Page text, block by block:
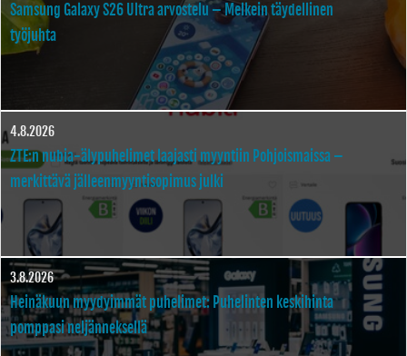
Samsung Galaxy S26 Ultra arvostelu – Melkein täydellinen
työjuhta
4.8.2026
ZTE:n nubia-älypuhelimet laajasti myyntiin Pohjoismaissa –
merkittävä jälleenmyyntisopimus julki
3.8.2026
Heinäkuun myydyimmät puhelimet: Puhelinten keskihinta
pomppasi neljänneksellä